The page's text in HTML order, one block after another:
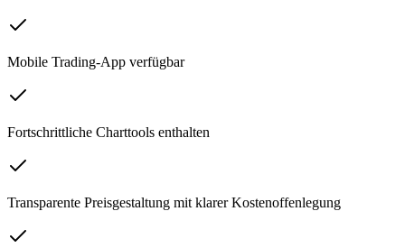
Mobile Trading-App verfügbar
Fortschrittliche Charttools enthalten
Transparente Preisgestaltung mit klarer Kostenoffenlegung